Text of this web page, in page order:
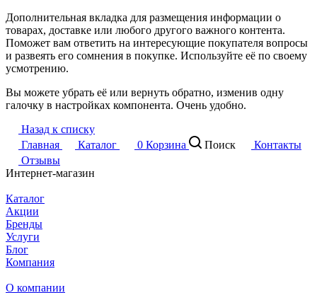
Дополнительная вкладка для размещения информации о
товарах, доставке или любого другого важного контента.
Поможет вам ответить на интересующие покупателя вопросы
и развеять его сомнения в покупке. Используйте её по своему
усмотрению.
Вы можете убрать её или вернуть обратно, изменив одну
галочку в настройках компонента. Очень удобно.
Назад к списку
Главная
Каталог 0 Корзина Поиск
Контакты
Отзывы
Интернет-магазин
Каталог
Акции
Бренды
Услуги
Блог
Компания
О компании